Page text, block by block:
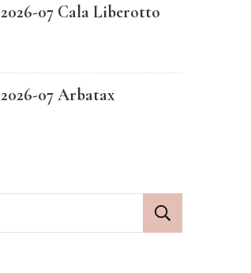
2026-07 Cala Liberotto
2026-07 Arbatax